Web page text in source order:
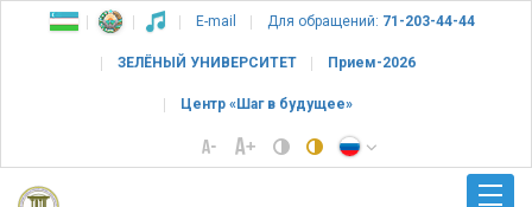
E-mail Для обращений: 71-203-44-44
ЗЕЛЁНЫЙ УНИВЕРСИТЕТ Прием-2026
Центр «Шаг в будущее»